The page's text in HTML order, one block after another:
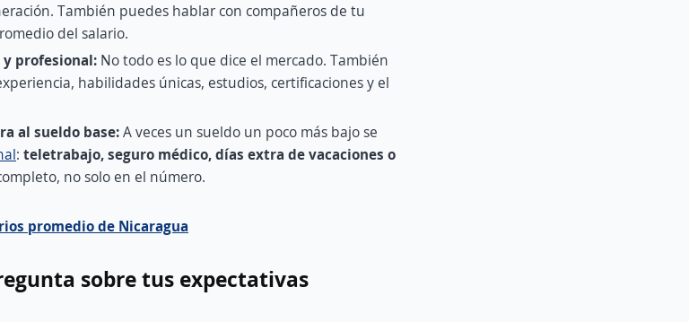
También puedes hablar con compañeros de tu
del salario.
profesional: No todo es lo que dice el mercado. También
habilidades únicas, estudios, certificaciones y el
al sueldo base:A veces un sueldo un poco más bajo se
: teletrabajo, seguro médico, días extra de vacaciones o
no solo en el número.
promedio de Nicaragua
sobre tus expectativas